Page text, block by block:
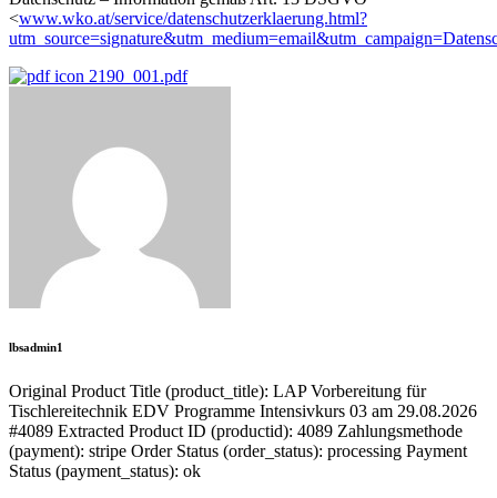
<www.wko.at/service/datenschutzerklaerung.html?
2190_001.pdf
lbsadmin1
Original Product Title (product_title): LAP Vorbereitung für
Tischlereitechnik EDV Programme Intensivkurs 03 am 29.08.2026
#4089 Extracted Product ID (productid): 4089 Zahlungsmethode
(payment): stripe Order Status (order_status): processing Payment
Status (payment_status): ok